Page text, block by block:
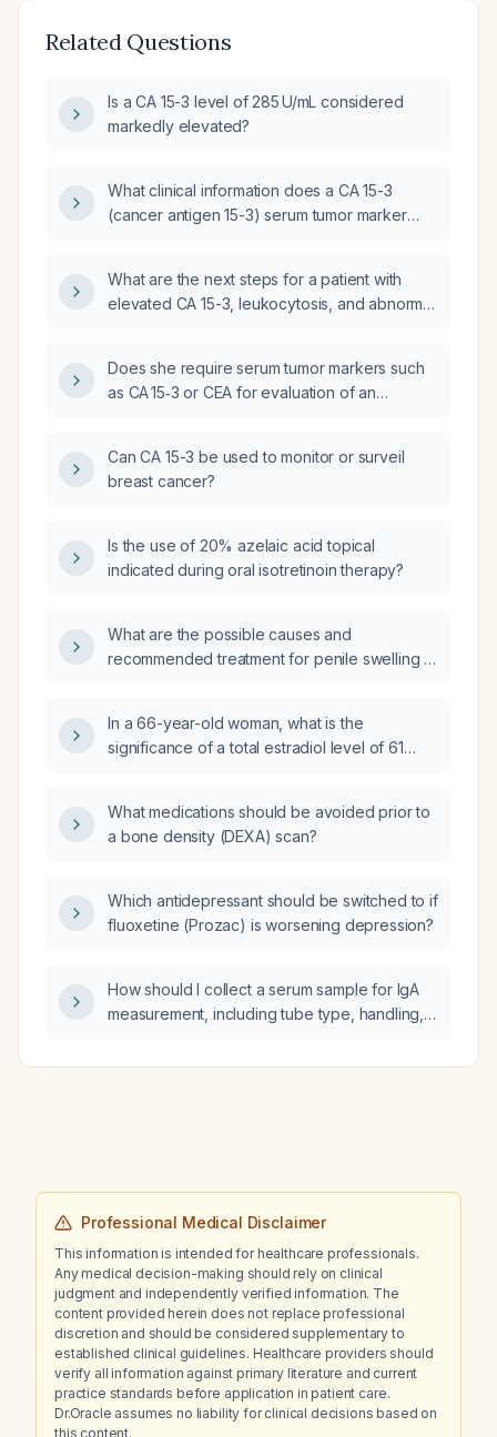
Related Questions
Is a CA 15-3 level of 285 U/mL considered
markedly elevated?
What clinical information does a CA 15-3
(cancer antigen 15-3) serum tumor marker
What are the next steps for a patient with
elevated CA 15-3, leukocytosis, and abnormal
Does she require serum tumor markers such
as CA 15‑3 or CEA for evaluation of an
Can CA 15-3 be used to monitor or surveil
breast cancer?
Is the use of 20% azelaic acid topical
indicated during oral isotretinoin therapy?
What are the possible causes and
recommended treatment for penile swelling in
In a 66-year-old woman, what is the
significance of a total estradiol level of 61
What medications should be avoided prior to
a bone density (DEXA) scan?
Which antidepressant should be switched to if
fluoxetine (Prozac) is worsening depression?
How should I collect a serum sample for IgA
measurement, including tube type, handling,
Professional Medical Disclaimer
This information is intended for healthcare professionals.
Any medical decision-making should rely on clinical
judgment and independently verified information. The
content provided herein does not replace professional
discretion and should be considered supplementary to
established clinical guidelines. Healthcare providers should
verify all information against primary literature and current
practice standards before application in patient care.
Dr.Oracle assumes no liability for clinical decisions based on
this content.